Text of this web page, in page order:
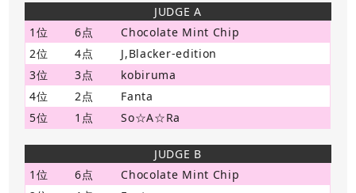
JUDGE A
1位
6点
Chocolate Mint Chip
2位
4点
J,Blacker-edition
3位
3点
kobiruma
4位
2点
Fanta
5位
1点 So☆A☆Ra
JUDGE B
1位
6点
Chocolate Mint Chip